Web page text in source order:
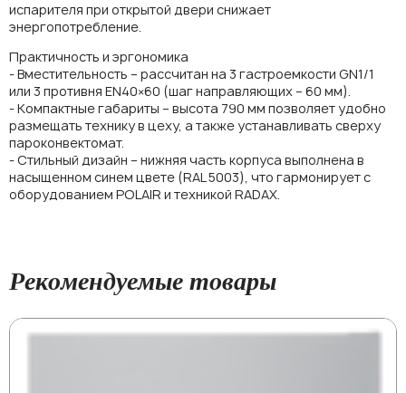
испарителя при открытой двери снижает
энергопотребление.
Практичность и эргономика
- Вместительность – рассчитан на 3 гастроемкости GN1/1
или 3 противня EN40×60 (шаг направляющих – 60 мм).
- Компактные габариты – высота 790 мм позволяет удобно
размещать технику в цеху, а также устанавливать сверху
пароконвектомат.
- Стильный дизайн – нижняя часть корпуса выполнена в
насыщенном синем цвете (RAL 5003), что гармонирует с
оборудованием POLAIR и техникой RADAX.
Рекомендуемые товары